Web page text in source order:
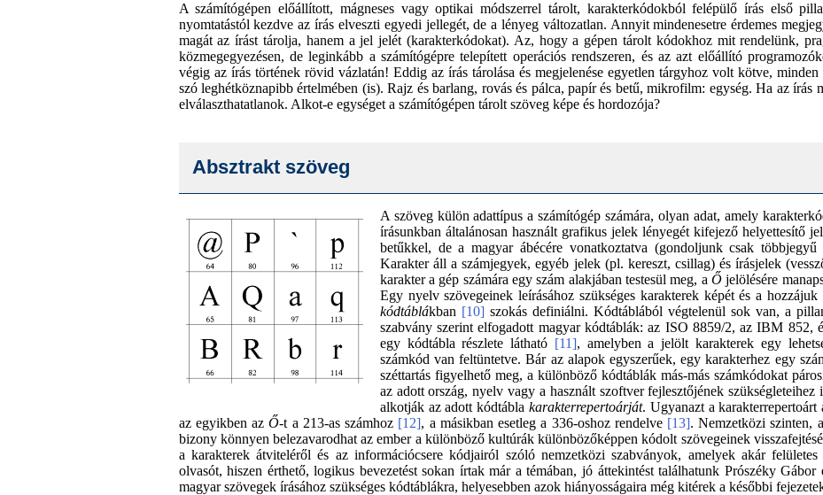
A számítógépen előállított, mágneses vagy optikai módszerrel tárolt, karakterkódokból felépülő írás első
nyomtatástól kezdve az írás elveszti egyedi jellegét, de a lényeg változatlan. Annyit mindenesetre érdemes
magát az írást tárolja, hanem a jel jelét (karakterkódokat). Az, hogy a gépen tárolt kódokhoz mit rendelünk,
közmegegyezésen, de leginkább a számítógépre telepített operációs rendszeren, és az azt előállító
végig az írás történek rövid vázlatán! Eddig az írás tárolása és megjelenése egyetlen tárgyhoz volt kötve,
szó leghétköznapibb értelmében (is). Rajz és barlang, rovás és pálca, papír és betű, mikrofilm: egység. Ha az
elválaszthatatlanok. Alkot-e egységet a számítógépen tárolt szöveg képe és hordozója?
Absztrakt szöveg
A szöveg külön adattípus a számítógép számára, olyan adat, amely
írásunkban általánosan használt grafikus jelek lényegét kifejező helyettesítő
betűkkel, de a magyar ábécére vonatkoztatva (gondoljunk csak többjegyű
Karakter áll a számjegyek, egyéb jelek (pl. kereszt, csillag) és írásjelek
karakter a gép számára egy szám alakjában testesül meg, aŐ jelölésére
Egy nyelv szövegeinek leírásához szükséges karakterek képét és a
kódtáblákban [10]szokás definiálni. Kódtáblából végtelenül sok van, a
szabvány szerint elfogadott magyar kódtáblák: az ISO 8859/2, az IBM 852,
egy kódtábla részlete látható [11], amelyben a jelölt karakterek egy
számkód van feltüntetve. Bár az alapok egyszerűek, egy karakterhez egy
széttartás figyelhető meg, a különböző kódtáblák más-más számkódokat
az adott ország, nyelv vagy a használt szoftver fejlesztőjének
alkotják az adott kódtábla karakterrepertoárját. Ugyanazt a
az egyikben azŐ-t a 213-as számhoz [12], a másikban esetleg a 336-oshoz rendelve [13]. Nemzetközi szinten,
bizony könnyen belezavarodhat az ember a különböző kultúrák különbözőképpen kódolt szövegeinek
a karakterek átviteléről és az információcsere kódjairól szóló nemzetközi szabványok, amelyek akár felületes
olvasót, hiszen érthető, logikus bevezetést sokan írtak már a témában, jó áttekintést találhatunk Prószéky
magyar szövegek írásához szükséges kódtáblákra, helyesebben azok hiányosságaira még kitérek a későbbi